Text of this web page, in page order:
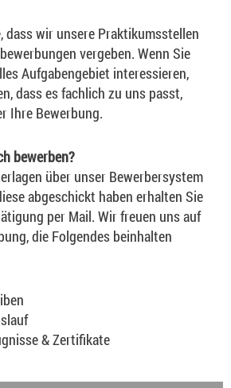
dass wir unsere Praktikumsstellen
vergeben. Wenn Sie
Aufgabengebiet interessieren,
dass es fachlich zu uns passt,
Ihre Bewerbung.
bewerben?
über unser Bewerbersystem
abgeschickt haben erhalten Sie
per Mail. Wir freuen uns auf
die Folgendes beinhalten
& Zertifikate